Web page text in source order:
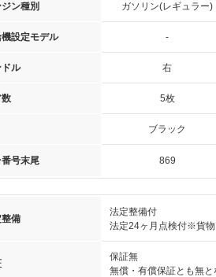
ン種別 ガソリン(レギュラー)
設定モデル -
ル 右
数 5枚
ブラック
号末尾 869
備
法定整備付
法定24ヶ月点検付※貨
保証無
無償・有償保証とも無と